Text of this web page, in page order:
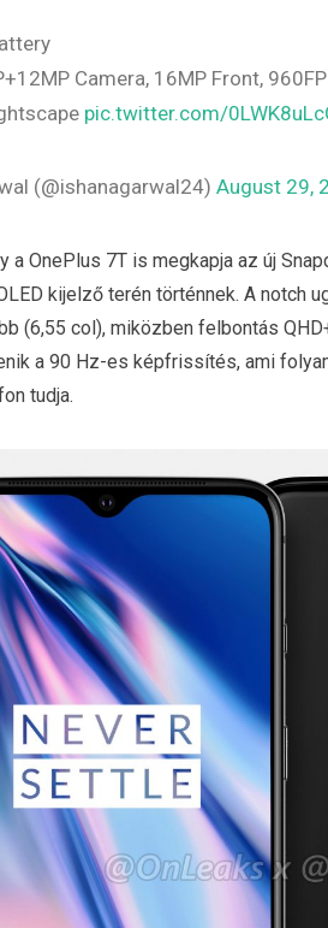
Camera, 16MP Front,
pic.twitter.com/
(@ishanagarwal24) August 29,
a OnePlus 7T is megkapja az új
kijelző terén történnek. A notch
(6,55 col), miközben felbontás
a 90 Hz-es képfrissítés, ami
tudja.